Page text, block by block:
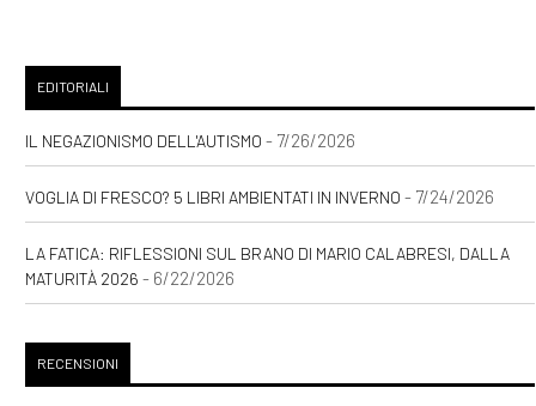
EDITORIALI
IL NEGAZIONISMO DELL'AUTISMO - 7/26/2026
VOGLIA DI FRESCO? 5 LIBRI AMBIENTATI IN INVERNO - 7/24/2026
LA FATICA: RIFLESSIONI SUL BRANO DI MARIO CALABRESI, DALLA
MATURITÀ 2026 - 6/22/2026
RECENSIONI